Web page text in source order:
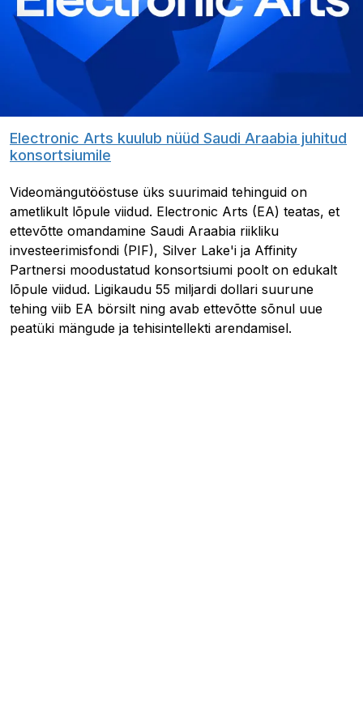
Electronic Arts kuulub nüüd Saudi Araabia juhitud
konsortsiumile
Videomängutööstuse üks suurimaid tehinguid on
ametlikult lõpule viidud. Electronic Arts (EA) teatas, et
ettevõtte omandamine Saudi Araabia riikliku
investeerimisfondi (PIF), Silver Lake'i ja Affinity
Partnersi moodustatud konsortsiumi poolt on edukalt
lõpule viidud. Ligikaudu 55 miljardi dollari suurune
tehing viib EA börsilt ning avab ettevõtte sõnul uue
peatüki mängude ja tehisintellekti arendamisel.